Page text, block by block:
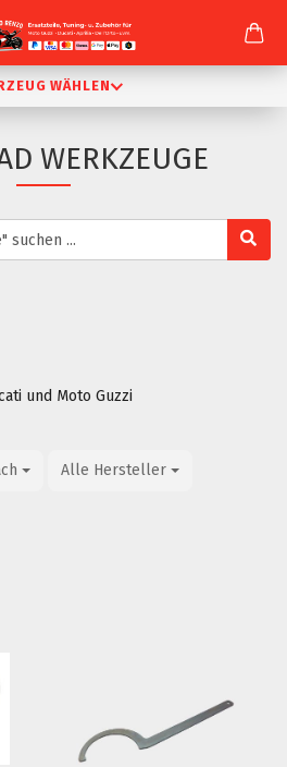
WÄHLEN
WERKZEUGE
und Moto Guzzi
Alle Hersteller
pro Seite